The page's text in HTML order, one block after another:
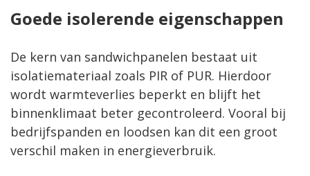
Goede isolerende eigenschappen
De kern van sandwichpanelen bestaat uit
isolatiemateriaal zoals PIR of PUR. Hierdoor
wordt warmteverlies beperkt en blijft het
binnenklimaat beter gecontroleerd. Vooral bij
bedrijfspanden en loodsen kan dit een groot
verschil maken in energieverbruik.